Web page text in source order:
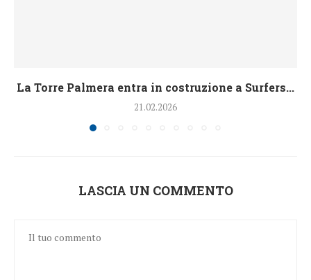
La Torre Palmera entra in costruzione a Surfers...
21.02.2026
LASCIA UN COMMENTO